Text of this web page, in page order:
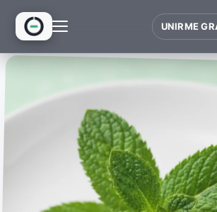
INICIO
HUB
WIKI
NUEVO
UNIRME